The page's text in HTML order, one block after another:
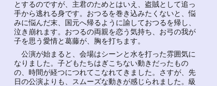
とするのですが、主君のためとはいえ、盗賊として追っ
手から逃れる身です。おつるを巻き込みたくないと、悩
みに悩んだ末、国元へ帰るように諭しておつるを帰し、
泣き崩れます。おつるの両親を恋う気持ち、お弓の我が
子を思う愛情と葛藤が、胸を打ちます。
公演が始まると、会場はシーンと水を打った雰囲気に
なりました。子どもたちはぎこちない動きだったもの
の、時間が経つにつれてこなれてきました。さすが、先
日の公演よりも、スムーズな動きが感じられました。級